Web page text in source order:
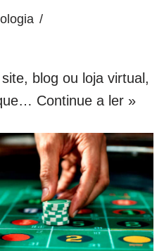
blog ou loja virtual,
Continue a ler »